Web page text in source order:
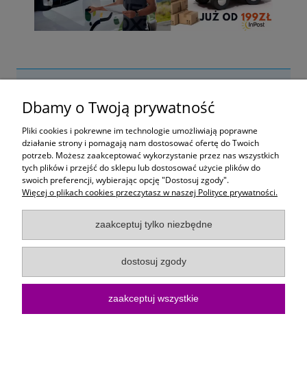
Tutaj pokazują się oferty personalizowane
- w celu personalizacji prosimy o kontakt
Moje konto
Płatności i dostawa
Informacje
O Firmie
Sklep internetowy KoloroweMotki | ul. Bartosza Głowackiego 10/15, 75-
402 Koszalin |kontakt@kolorowemotki.pl|572 495 729| NIP:
Dbamy o Twoją prywatność
Pliki cookies i pokrewne im technologie umożliwiają poprawne
działanie strony i pomagają nam dostosować ofertę do Twoich
potrzeb. Możesz zaakceptować wykorzystanie przez nas wszystkich
tych plików i przejść do sklepu lub dostosować użycie plików do
swoich preferencji, wybierając opcję "Dostosuj zgody".
Więcej o plikach cookies przeczytasz w naszej Polityce prywatności.
zaakceptuj tylko niezbędne
dostosuj zgody
zaakceptuj wszystkie